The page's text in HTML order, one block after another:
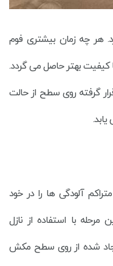
هر چه زمان بیشتری فوم
کیفیت بهتر حاصل می گردد.
گرفته روی سطح از حالت
آلودگی ها را در خود
با استفاده از نازل
شده از روی سطح مکش